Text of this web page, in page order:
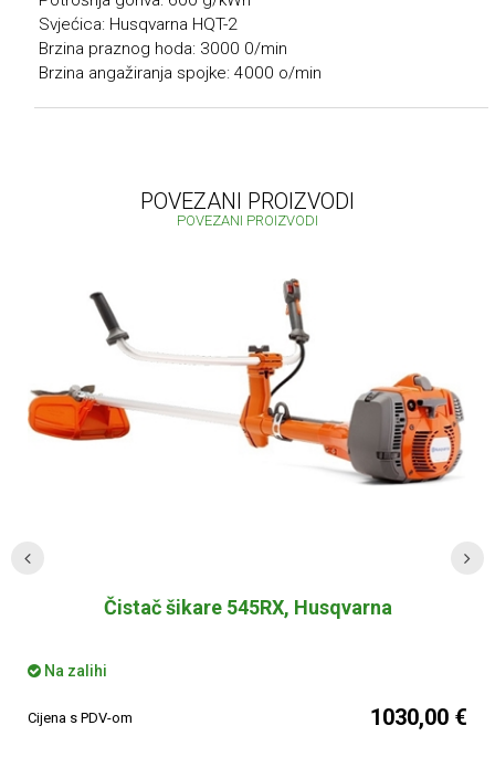
Svjećica: Husqvarna HQT-2
Brzina praznog hoda: 3000 0/min
Brzina angažiranja spojke: 4000 o/min
POVEZANI PROIZVODI
POVEZANI PROIZVODI
Čistač šikare 545RX, Husqvarna
Na zalihi
Cijena s PDV-om 1030,00 €